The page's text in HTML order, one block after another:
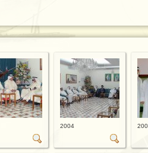
2004